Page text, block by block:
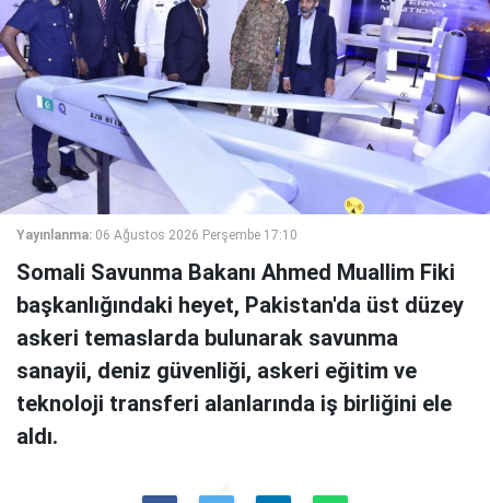
Yayınlanma: 06 Ağustos 2026 Perşembe 17:10
Somali Savunma Bakanı Ahmed Muallim Fiki
başkanlığındaki heyet, Pakistan'da üst düzey
askeri temaslarda bulunarak savunma
sanayii, deniz güvenliği, askeri eğitim ve
teknoloji transferi alanlarında iş birliğini ele
aldı.